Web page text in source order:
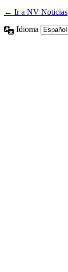
← Ir a NV Noticias
Idioma